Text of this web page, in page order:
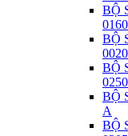
BỘ
BỘ
BỘ
BỘ
A
BỘ